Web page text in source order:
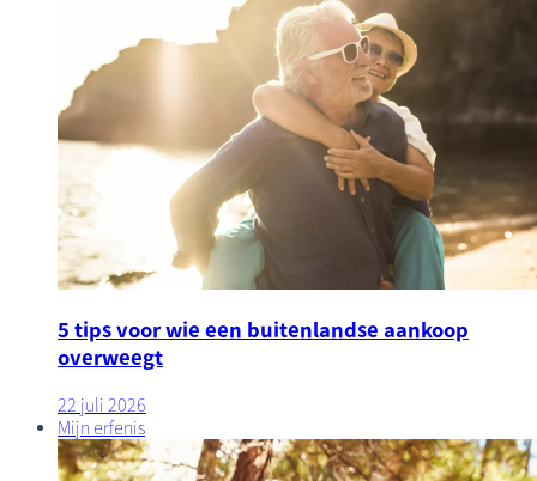
5 tips voor wie een buitenlandse aankoop
overweegt
22 juli 2026
Mijn erfenis